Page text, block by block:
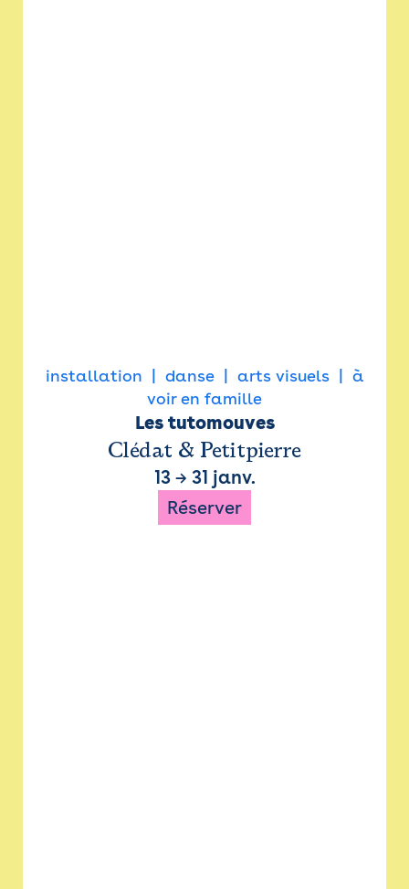
installation danse arts visuels
à
voir en famille
Les tutomouves
Clédat & Petitpierre
13→ 31 janv.
Réserver